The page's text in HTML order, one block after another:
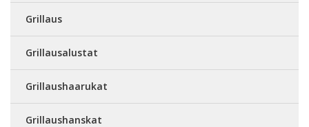
Grillaus
Grillausalustat
Grillaushaarukat
Grillaushanskat